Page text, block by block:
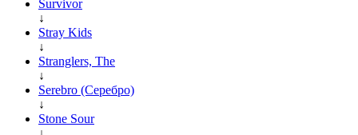
Survivor
↓
Stray Kids
↓
Stranglers, The
↓
Serebro (Серебро)
↓
Stone Sour